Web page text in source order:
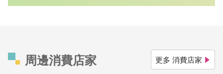
周邊消費店家 更多 消費店家